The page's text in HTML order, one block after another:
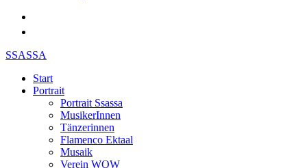
SSASSA
Start
Portrait
Portrait Ssassa
MusikerInnen
Tänzerinnen
Flamenco Ektaal
Musaik
Verein WOW